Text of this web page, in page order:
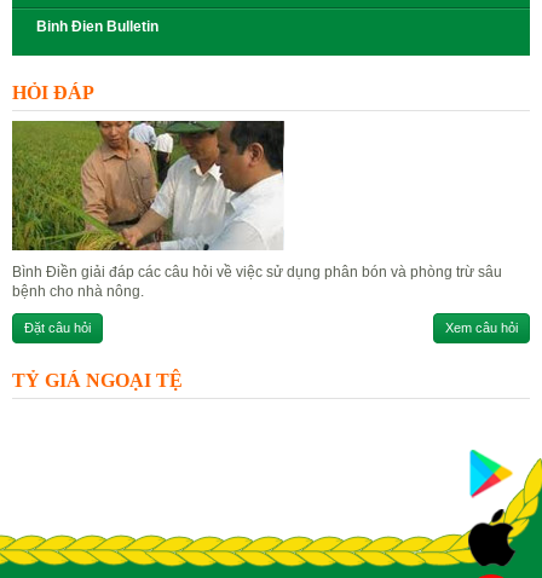
Binh Đien Bulletin
HỎI ĐÁP
Bình Điền giải đáp các câu hỏi về việc sử dụng phân bón và phòng trừ sâu
bệnh cho nhà nông.
Đặt câu hỏi Xem câu hỏi
TỶ GIÁ NGOẠI TỆ